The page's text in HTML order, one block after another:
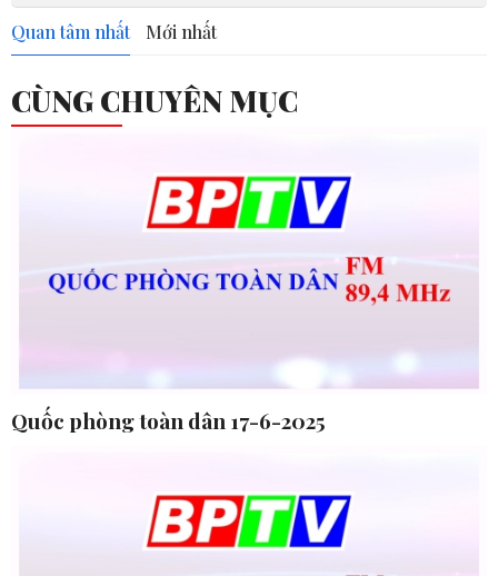
Quan tâm nhất Mới nhất
CÙNG CHUYÊN MỤC
Quốc phòng toàn dân 17-6-2025